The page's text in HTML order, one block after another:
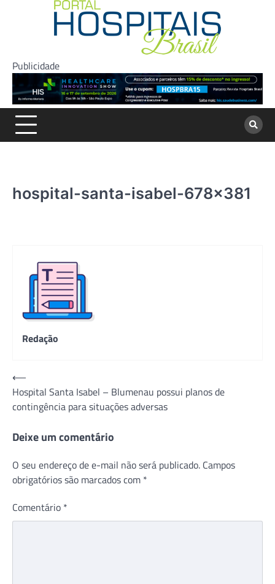
Publicidade
hospital-santa-isabel-678×381
Redação
Navegação
de
Post
⟵
Hospital Santa Isabel – Blumenau possui planos de
contingência para situações adversas
Deixe um comentário
O seu endereço de e-mail não será publicado. Campos
obrigatórios são marcados com *
Comentário *